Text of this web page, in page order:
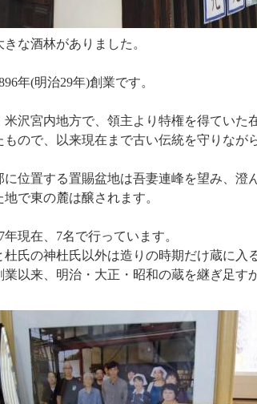
な酒林がありました。
年(明治29年)創業です。
米沢宮内地方で、領主より特権を得てい
もので、以来現在まで古い伝統を守りなが
に位置する置賜盆地は吾妻連峰を望み、
で東の麓は醸されます。
年現在、7名で行っています。
杜氏の神杜氏以外は造りの時期だけ蔵に入
業以来、明治・大正・昭和の蔵を継ぎ足す